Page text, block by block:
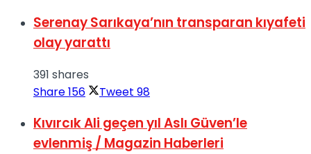
Serenay Sarıkaya’nın transparan kıyafeti
olay yarattı
391 shares
Share156 Tweet 98
Kıvırcık Ali geçen yıl Aslı Güven’le
evlenmiş / Magazin Haberleri